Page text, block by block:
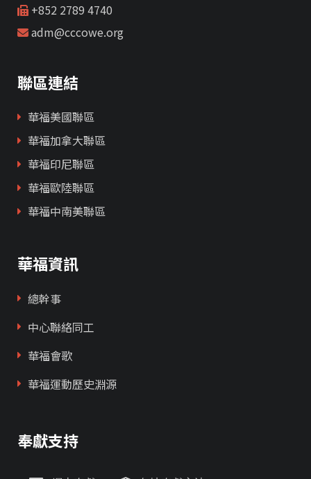
+852 2789 4740
adm@cccowe.org
聯區連結
華福美國聯區
華福加拿大聯區
華福印尼聯區
華福歐陸聯區
華福中南美聯區
華福資訊
總幹事
中心聯絡同工
華福會歌
華福運動歷史淵源
奉獻支持